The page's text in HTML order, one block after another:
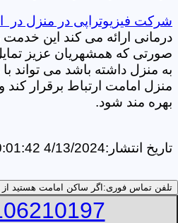
شرکت فیزیوتراپی در منزل در
درمانی ارائه می کند این خدمت
صورتی که همشهریان عزیز
به منزل داشته باشد می تواند
منزل امامت ارتباط برقرار
بهره مند شود.
تاریخ انتشار:4/13/2024 10:01:42 AM
تلفن تماس فوری: اگر ساکن امامت هستید